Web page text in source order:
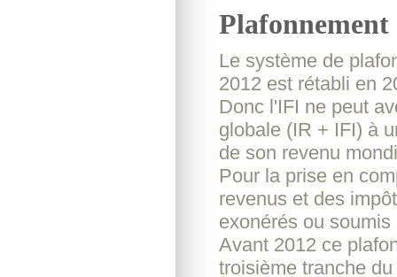
Le système de
2012 est rétabli en
Donc l'IFI ne peut
globale (IR + IFI) à
de son revenu
Pour la prise en
revenus et des
exonérés ou
Avant 2012 ce
troisième tranche